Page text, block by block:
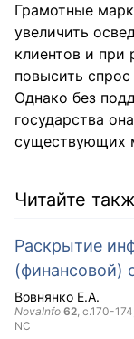
Грамотные
увеличить
клиентов и при
повысить
Однако без
государства
существующих
Читайте
Раскрытие
(финансовой)
Вовнянко Е.А.
NovaInfo 62, с.170-
NC